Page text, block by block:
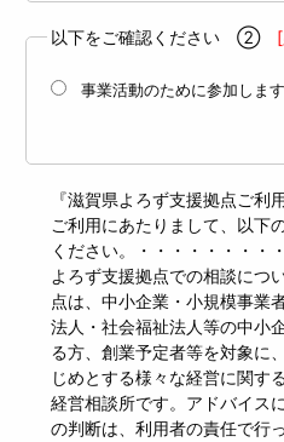
以下をご確認ください ②[
事業活動のために参加します
『滋賀県よろず支援拠点ご利
ご利用にあたりまして、以下
ください。・・・・・・・・
よろず支援拠点での相談につ
点は、中小企業・小規模事業
法人・社会福祉法人等の中小
る方、創業予定者等を対象に
じめとする様々な経営に関す
経営相談所です。アドバイス
の判断は、利用者の責任で行